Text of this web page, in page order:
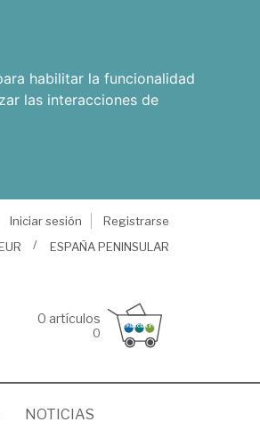
habilitar la funcionalidad
las interacciones de
Iniciar sesión
Registrarse
ESPAÑA PENINSULAR
0 artículos
0
NOTICIAS